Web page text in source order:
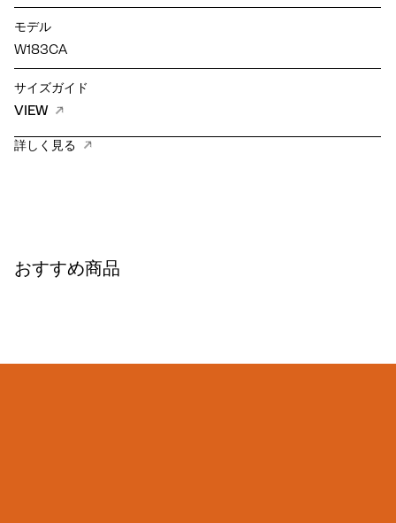
モデル
W183CA
サイズガイド
VIEW
詳しく見る
おすすめ商品